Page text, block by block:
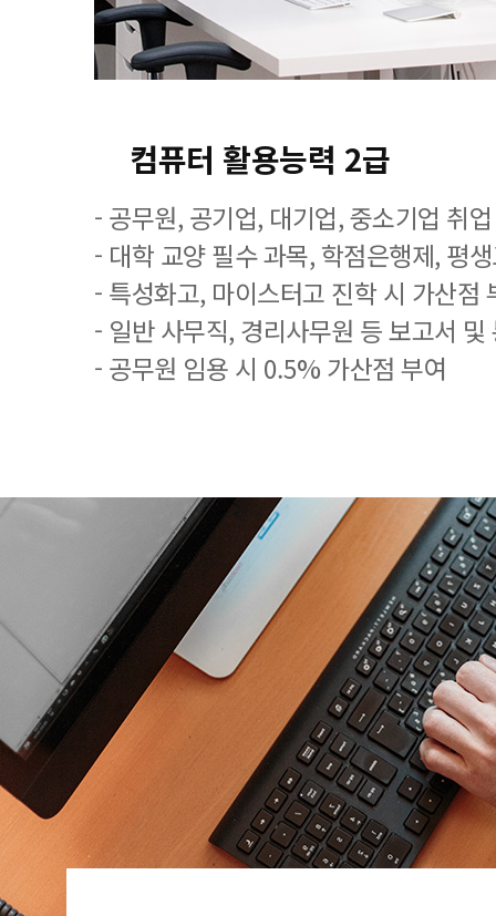
컴퓨터 활용능력 2급
- 공무원, 공기업, 대기업, 중소기업 취
- 대학 교양 필수 과목, 학점은행제, 평
- 특성화고, 마이스터고 진학 시 가산점
- 일반 사무직, 경리사무원 등 보고서 및
- 공무원 임용 시 0.5% 가산점 부여